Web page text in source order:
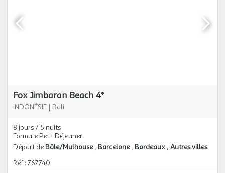
Fox Jimbaran Beach 4*
INDONÉSIE | Bali
8 jours / 5 nuits
Formule Petit Déjeuner
Départ de Bâle/Mulhouse Barcelone Bordeaux Autres villes
Réf : 767740